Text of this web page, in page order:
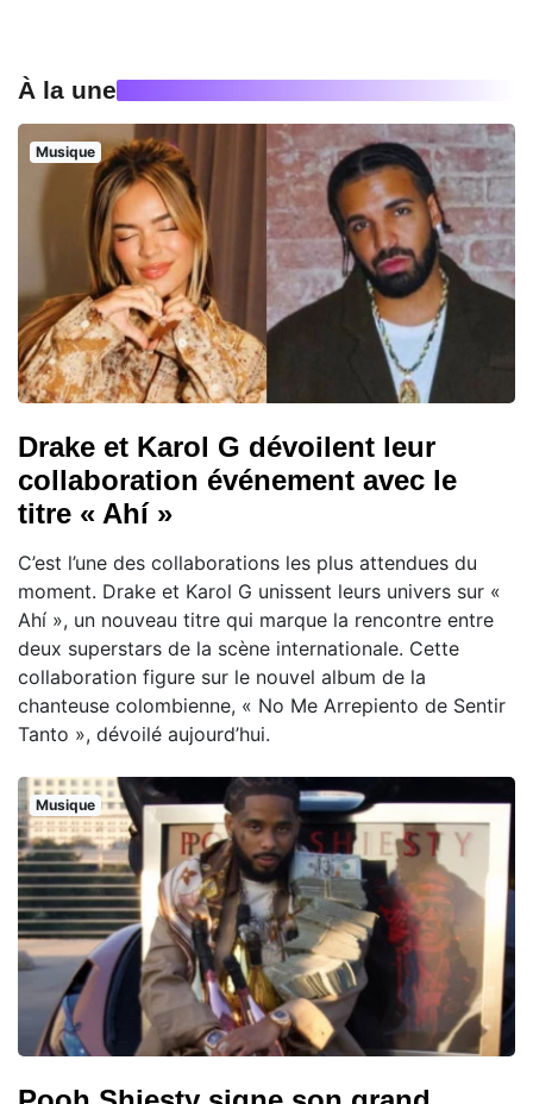
À la une
Musique
Drake et Karol G dévoilent leur
collaboration événement avec le
titre « Ahí »
C’est l’une des collaborations les plus attendues du
moment. Drake et Karol G unissent leurs univers sur «
Ahí », un nouveau titre qui marque la rencontre entre
deux superstars de la scène internationale. Cette
collaboration figure sur le nouvel album de la
chanteuse colombienne, « No Me Arrepiento de Sentir
Tanto », dévoilé aujourd’hui.
Musique